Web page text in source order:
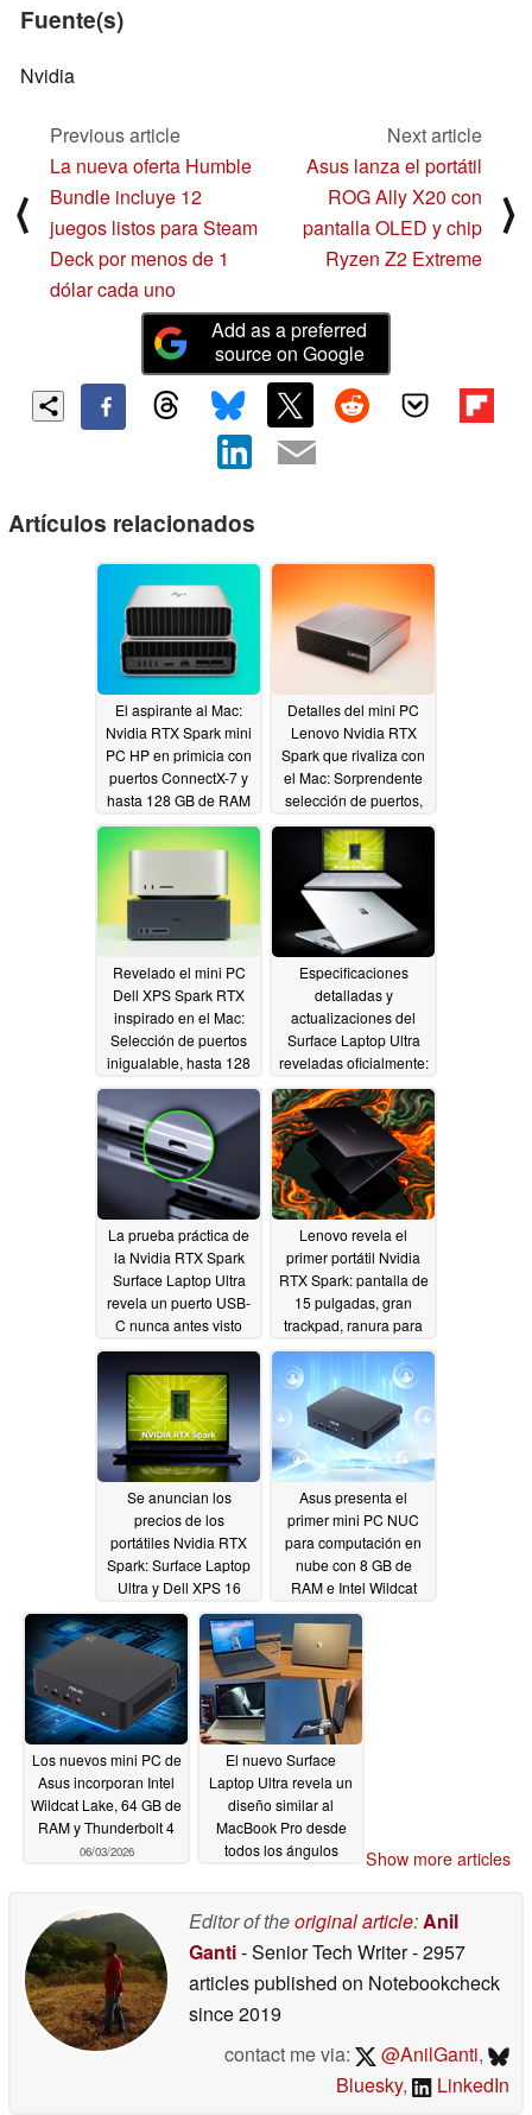
Fuente(s)
Nvidia
⟨
Previous article
La nueva oferta Humble
Bundle incluye 12
juegos listos para Steam
Deck por menos de 1
dólar cada uno
Next article
Asus lanza el portátil
ROG Ally X20 con
pantalla OLED y chip
Ryzen Z2 Extreme
⟩
Add as a preferred
source on Google
Artículos relacionados
El aspirante al Mac:
Nvidia RTX Spark mini
PC HP en primicia con
puertos ConnectX-7 y
hasta 128 GB de RAM
06/08/2026
Detalles del mini PC
Lenovo Nvidia RTX
Spark que rivaliza con
el Mac: Sorprendente
selección de puertos,
hasta 128 GB de RAM
06/08/2026
Revelado el mini PC
Dell XPS Spark RTX
inspirado en el Mac:
Selección de puertos
inigualable, hasta 128
GB de RAM06/08/2026
Especificaciones
detalladas y
actualizaciones del
Surface Laptop Ultra
reveladas oficialmente:
¿Un MacBook Pro con
Windows 11?06/04/2026
La prueba práctica de
la Nvidia RTX Spark
Surface Laptop Ultra
revela un puerto USB-
C nunca antes visto
06/03/2026
Lenovo revela el
primer portátil Nvidia
RTX Spark: pantalla de
15 pulgadas, gran
trackpad, ranura para
tarjeta SD06/03/2026
Se anuncian los
precios de los
portátiles Nvidia RTX
Spark: Surface Laptop
Ultra y Dell XPS 16
rivalizarán con el
MacBook Pro
06/03/2026
Asus presenta el
primer mini PC NUC
para computación en
nube con 8 GB de
RAM e Intel Wildcat
Lake06/03/2026
Los nuevos mini PC de
Asus incorporan Intel
Wildcat Lake, 64 GB de
RAM y Thunderbolt 4
06/03/2026
El nuevo Surface
Laptop Ultra revela un
diseño similar al
MacBook Pro desde
todos los ángulos
Show more articles
Editor of theoriginal article:Anil
Ganti- Senior Tech Writer- 2957
articles published on Notebookcheck
since 2019
contact me via:
@AnilGanti,
Bluesky, LinkedIn